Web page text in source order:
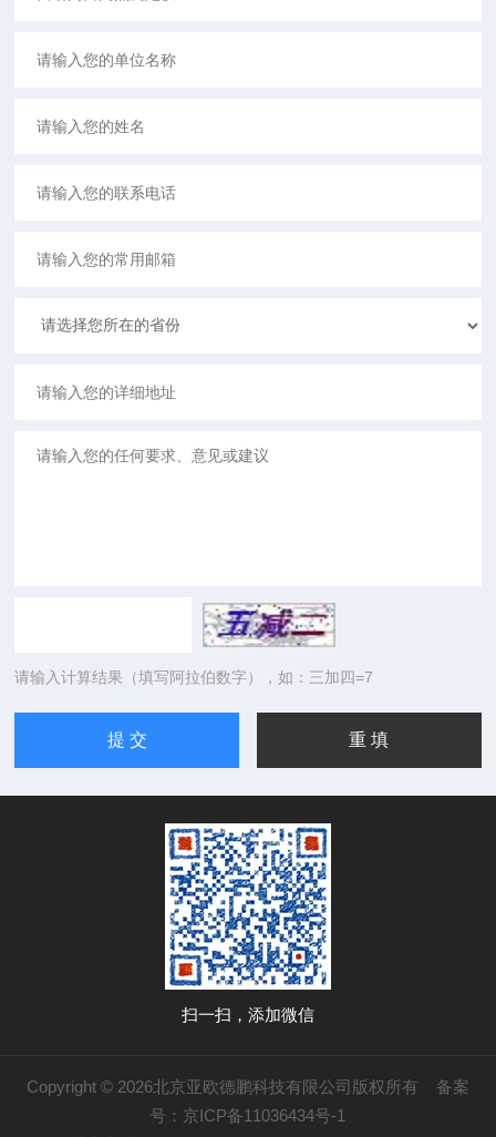
请输入计算结果（填写阿拉伯数字），如：三加四=7
扫一扫，添加微信
Copyright © 2026北京亚欧德鹏科技有限公司版权所有 备案
号：京ICP备11036434号-1